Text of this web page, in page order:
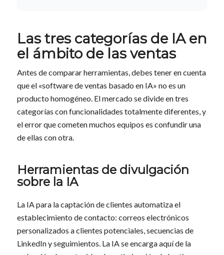
Las tres categorías de IA en
el ámbito de las ventas
Antes de comparar herramientas, debes tener en cuenta
que el «software de ventas basado en IA» no es un
producto homogéneo. El mercado se divide en tres
categorías con funcionalidades totalmente diferentes, y
el error que cometen muchos equipos es confundir una
de ellas con otra.
Herramientas de divulgación
sobre la IA
La IA para la captación de clientes automatiza el
establecimiento de contacto: correos electrónicos
personalizados a clientes potenciales, secuencias de
LinkedIn y seguimientos. La IA se encarga aquí de la